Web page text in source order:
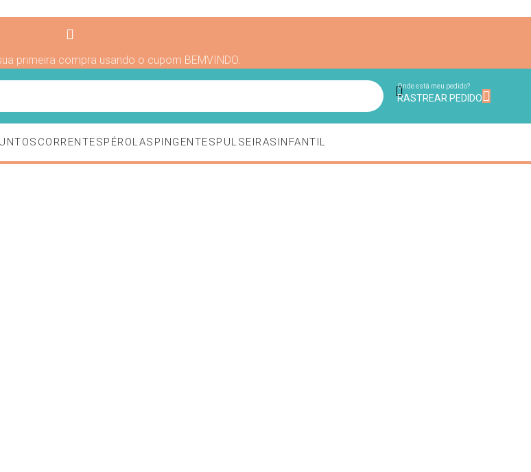
primeira compra usando o cupom BEMVINDO.
Onde está meu pedido?
RASTREAR PEDIDO
CORRENTESPÉROLAS PINGENTESPULSEIRAS INFANTIL